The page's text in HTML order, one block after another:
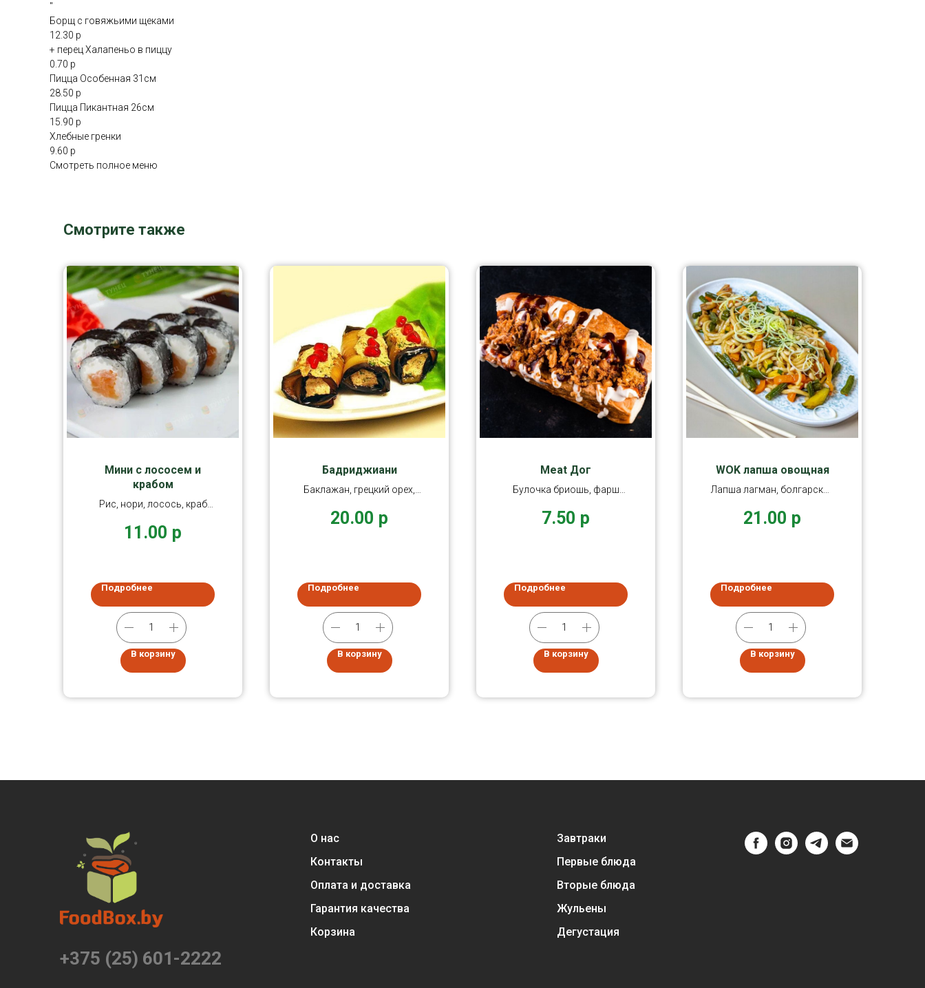
"
Борщ с говяжьими щеками
12.30 р
+ перец Халапеньо в пиццу
0.70 р
Пицца Особенная 31см
28.50 р
Пицца Пикантная 26см
15.90 р
Хлебные гренки
9.60 р
Смотреть полное меню
Смотрите также
Мини с лососем и
крабом
Рис, нори, лосось, краб
огурец.
11.00 р
Подробнее
В корзину
Бадриджиани
Баклажан, грецкий орех,
20.00 р
Подробнее
В корзину
Meat Дог
Булочка бриошь, фарш
мяса (курица
7.50 р
Подробнее
В корзину
WOK лапша овощная
Лапша лагман, болгарский
фасоль
21.00 р
Подробнее
В корзину
+375 (25) 601-2222
О нас
Контакты
Оплата и доставка
Гарантия качества
Корзина
Завтраки
Первые блюда
Вторые блюда
Жульены
Дегустация